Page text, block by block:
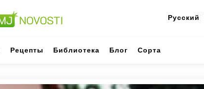
Русский
Рецепты Библиотека Блог Сорта